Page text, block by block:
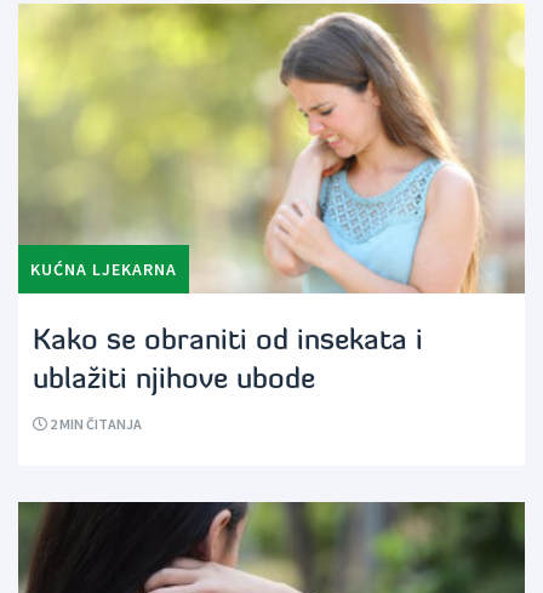
KUĆNA LJEKARNA
Kako se obraniti od insekata i
ublažiti njihove ubode
2MIN ČITANJA